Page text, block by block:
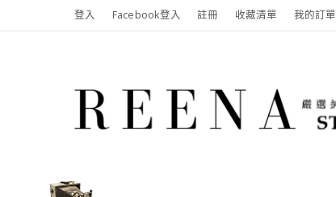
登入 Facebook登入 註冊 收藏清單 我的訂單